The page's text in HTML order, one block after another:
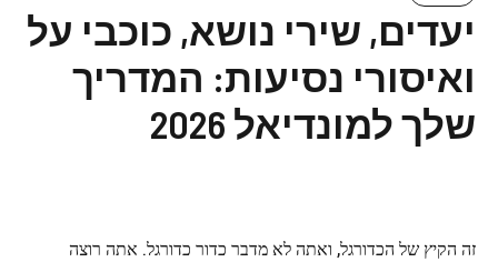
יעדים, שירי נושא, כוכבי על
ואיסורי נסיעות: המדריך
שלך למונדיאל 2026
זה הקיץ של הכדורגל, ואתה לא מדבר כדור כדורגל. אתה רוצה